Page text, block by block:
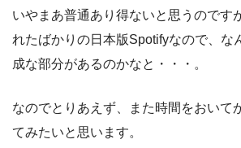
いやまあ普通あり得ないと思うのです
れたばかりの日本版Spotifyなので、な
成な部分があるのかなと・・・。
なのでとりあえず、また時間をおいて
てみたいと思います。